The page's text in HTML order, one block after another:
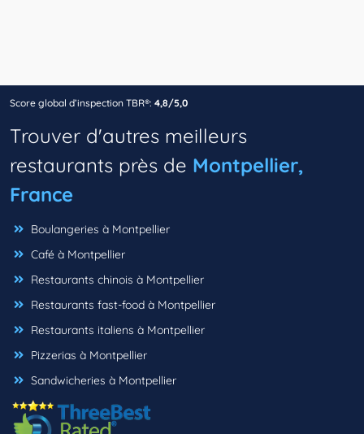
Score global d’inspection TBR®: 4,8/5,0
Trouver d'autres meilleurs
restaurants près de Montpellier,
France
Boulangeries à Montpellier
Café à Montpellier
Restaurants chinois à Montpellier
Restaurants fast-food à Montpellier
Restaurants italiens à Montpellier
Pizzerias à Montpellier
Sandwicheries à Montpellier